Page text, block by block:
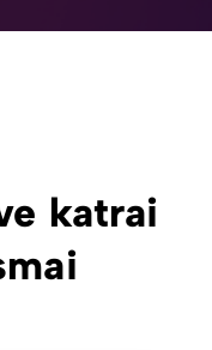
katrai